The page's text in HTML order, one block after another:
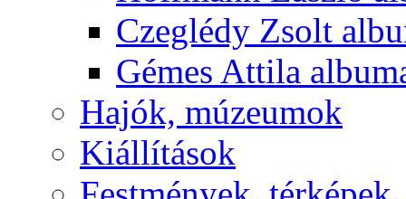
Czeglédy Zsolt
Gémes Attila
Hajók, múzeumok
Kiállítások